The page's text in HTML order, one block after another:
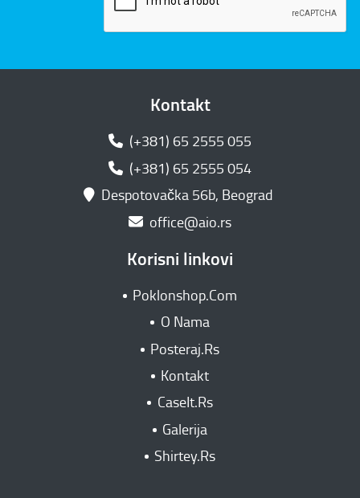
Kontakt
(+381) 65 2555 055
(+381) 65 2555 054
Despotovačka 56b, Beograd
office@aio.rs
Korisni linkovi
Poklonshop.Com
O Nama
Posteraj.Rs
Kontakt
CaseIt.Rs
Galerija
Shirtey.Rs